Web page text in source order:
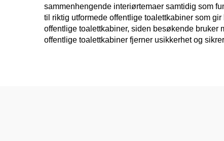
sammenhengende interiørtemaer samtidig som
til riktig utformede offentlige toalettkabiner som
offentlige toalettkabiner, siden besøkende bruker
offentlige toalettkabiner fjerner usikkerhet og